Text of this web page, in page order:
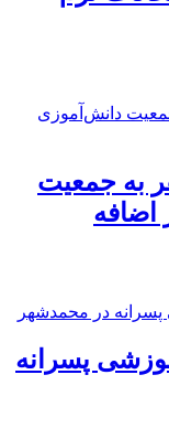
نفر به جمعیت
اضافه
پسرانه